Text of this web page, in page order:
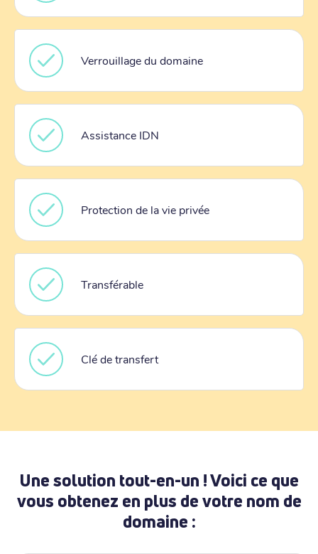
Verrouillage du domaine
Assistance IDN
Protection de la vie privée
Transférable
Clé de transfert
Une solution tout-en-un ! Voici ce que
vous obtenez en plus de votre nom de
domaine :